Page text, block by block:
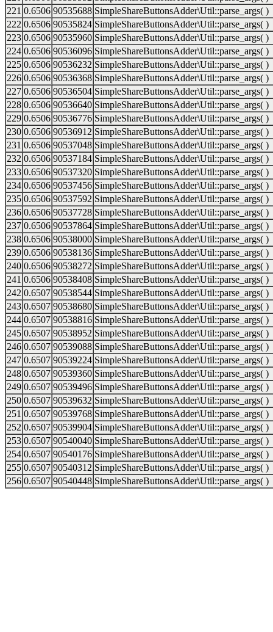
221 0.6506 90535688 SimpleShareButtonsAdder\Util::parse_args( )
222 0.6506 90535824 SimpleShareButtonsAdder\Util::parse_args( )
223 0.6506 90535960 SimpleShareButtonsAdder\Util::parse_args( )
224 0.6506 90536096 SimpleShareButtonsAdder\Util::parse_args( )
225 0.6506 90536232 SimpleShareButtonsAdder\Util::parse_args( )
226 0.6506 90536368 SimpleShareButtonsAdder\Util::parse_args( )
227 0.6506 90536504 SimpleShareButtonsAdder\Util::parse_args( )
228 0.6506 90536640 SimpleShareButtonsAdder\Util::parse_args( )
229 0.6506 90536776 SimpleShareButtonsAdder\Util::parse_args( )
230 0.6506 90536912 SimpleShareButtonsAdder\Util::parse_args( )
231 0.6506 90537048 SimpleShareButtonsAdder\Util::parse_args( )
232 0.6506 90537184 SimpleShareButtonsAdder\Util::parse_args( )
233 0.6506 90537320 SimpleShareButtonsAdder\Util::parse_args( )
234 0.6506 90537456 SimpleShareButtonsAdder\Util::parse_args( )
235 0.6506 90537592 SimpleShareButtonsAdder\Util::parse_args( )
236 0.6506 90537728 SimpleShareButtonsAdder\Util::parse_args( )
237 0.6506 90537864 SimpleShareButtonsAdder\Util::parse_args( )
238 0.6506 90538000 SimpleShareButtonsAdder\Util::parse_args( )
239 0.6506 90538136 SimpleShareButtonsAdder\Util::parse_args( )
240 0.6506 90538272 SimpleShareButtonsAdder\Util::parse_args( )
241 0.6506 90538408 SimpleShareButtonsAdder\Util::parse_args( )
242 0.6507 90538544 SimpleShareButtonsAdder\Util::parse_args( )
243 0.6507 90538680 SimpleShareButtonsAdder\Util::parse_args( )
244 0.6507 90538816 SimpleShareButtonsAdder\Util::parse_args( )
245 0.6507 90538952 SimpleShareButtonsAdder\Util::parse_args( )
246 0.6507 90539088 SimpleShareButtonsAdder\Util::parse_args( )
247 0.6507 90539224 SimpleShareButtonsAdder\Util::parse_args( )
248 0.6507 90539360 SimpleShareButtonsAdder\Util::parse_args( )
249 0.6507 90539496 SimpleShareButtonsAdder\Util::parse_args( )
250 0.6507 90539632 SimpleShareButtonsAdder\Util::parse_args( )
251 0.6507 90539768 SimpleShareButtonsAdder\Util::parse_args( )
252 0.6507 90539904 SimpleShareButtonsAdder\Util::parse_args( )
253 0.6507 90540040 SimpleShareButtonsAdder\Util::parse_args( )
254 0.6507 90540176 SimpleShareButtonsAdder\Util::parse_args( )
255 0.6507 90540312 SimpleShareButtonsAdder\Util::parse_args( )
256 0.6507 90540448 SimpleShareButtonsAdder\Util::parse_args( )